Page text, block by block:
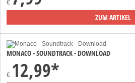
€
ZUM ARTIKEL
MONACO - SOUNDTRACK - DOWNLOAD
€ 12,99*